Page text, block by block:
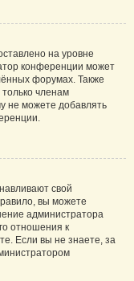
на уровне
конференции может
форумах. Также
членам
не можете добавлять
свой
вы можете
администратора
отношения к
Если вы не знаете, за